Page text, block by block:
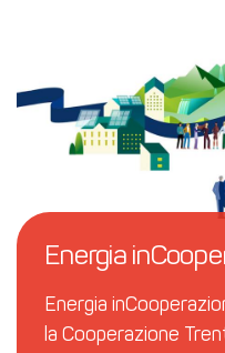
Energia
Energia
la Cooperazione